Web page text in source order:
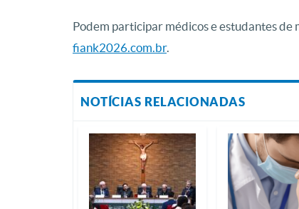
Podem participar médicos e estudantes de
fiank2026.com.br.
NOTÍCIAS RELACIONADAS